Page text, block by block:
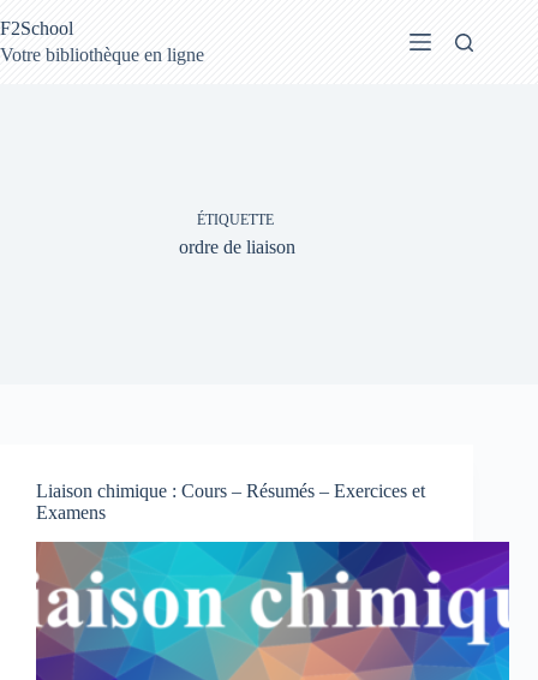
au
contenu
F2School
Votre bibliothèque en ligne
ÉTIQUETTE
ordre de liaison
Liaison chimique : Cours – Résumés – Exercices et
Examens